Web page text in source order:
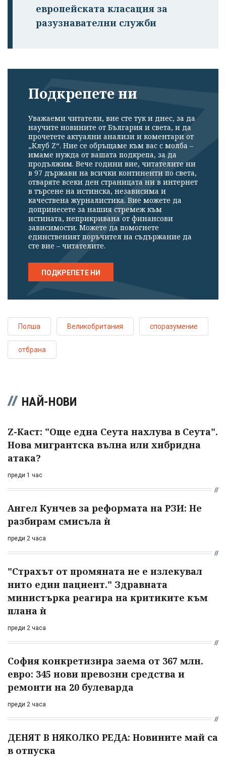
европейската класация за
разузнавателни служби
Подкрепете ни
Уважаеми читатели, вие сте тук и днес, за да
научите новините от България и света, и да
прочетете актуални анализи и коментари от
„Клуб Z“. Ние се обръщаме към вас с молба –
имаме нужда от вашата подкрепа, за да
продължим. Вече години вие, читателите ни
в 97 държави на всички континенти по света,
отваряте всеки ден страницата ни в интернет
в търсене на истинска, независима и
качествена журналистика. Вие можете да
допринесете за нашия стремеж към
истината, неприкривана от финансови
зависимости. Можете да помогнете
единственият поръчител на съдържание да
сте вие – читателите.
ПОДКРЕПЕТЕ НИ
Полша Великобритания споразумение
отбрана
НАЙ-НОВИ
Z-Каст: "Още една Сеута нахлува в Сеута".
Нова мигрантска вълна или хибридна
атака?
преди 1 час
Ангел Кунчев за реформата на РЗИ: Не
разбирам смисъла ѝ
преди 2 часа
"Страхът от промяната не е излекувал
нито един пациент." Здравната
министърка реагира на критиките към
плана ѝ
преди 2 часа
София конкретизира заема от 367 млн.
евро: 345 нови превозни средства и
ремонти на 20 булеварда
преди 2 часа
ДЕНЯТ В НЯКОЛКО РЕДА: Новините май са
в отпуска